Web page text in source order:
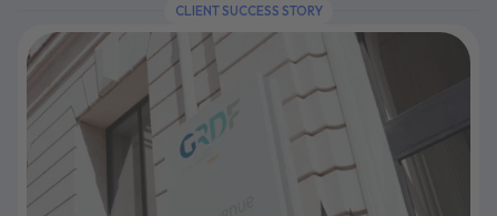
CLIENT SUCCESS STORY